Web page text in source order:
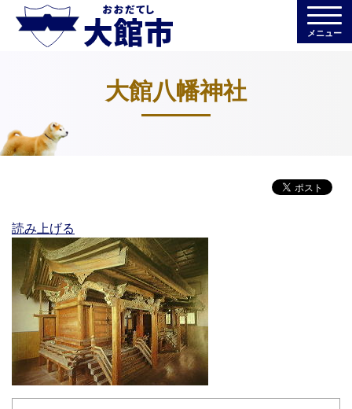
メニュー
大館八幡神社
読み上げる